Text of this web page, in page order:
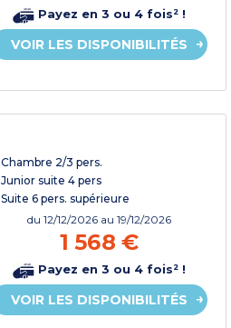
Payez en 3 ou 4 fois² !
VOIR LES DISPONIBILITÉS
Chambre 2/3 pers.
Junior suite 4 pers
Suite 6 pers. supérieure
du12/12/2026 au 19/12/2026
1 568 €
Payez en 3 ou 4 fois² !
VOIR LES DISPONIBILITÉS